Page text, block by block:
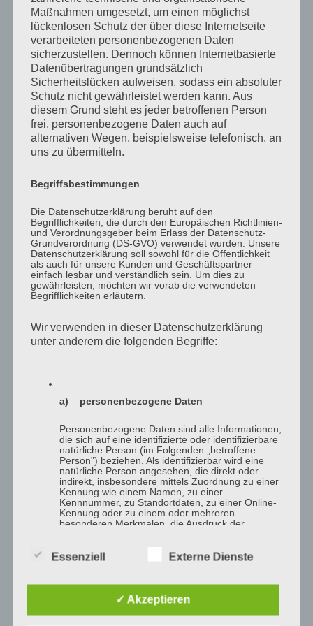
zu überwachen oder nach Umständen zu forschen, die
auf eine rechtswidrige Tätigkeit hinweisen.
Verpflichtungen zur Entfernung oder Sperrung der
Nutzung von Informationen nach den allgemeinen
Gesetzen bleiben hiervon unberührt. Eine
diesbezügliche Haftung ist jedoch erst ab dem Zeitpunkt
der Kenntnis einer konkreten Rechtsverletzung möglich.
Bei Bekanntwerden von entsprechenden
Haftung für Links
Unser Angebot enthält Links zu externen Webseiten
Dritter, auf deren Inhalte wir keinen Einfluss haben.
Deshalb können wir für diese fremden Inhalte auch
verlinkten Seiten ist stets der jeweilige Anbieter oder
Betreiber der Seiten verantwortlich. Die verlinkten
Seiten wurden zum Zeitpunkt der Verlinkung auf
mögliche Rechtsverstöße überprüft. Rechtswidrige
Inhalte waren zum Zeitpunkt der Verlinkung nicht
erkennbar. Eine permanente inhaltliche Kontrolle der
verlinkten Seiten ist jedoch ohne konkrete
Bei Bekanntwerden von Rechtsverletzungen werden wir
Maßnahmen umgesetzt, um einen möglichst
lückenlosen Schutz der über diese Internetseite
verarbeiteten personenbezogenen Daten
sicherzustellen. Dennoch können Internetbasierte
Datenübertragungen grundsätzlich
Sicherheitslücken aufweisen, sodass ein absoluter
Schutz nicht gewährleistet werden kann. Aus
diesem Grund steht es jeder betroffenen Person
frei, personenbezogene Daten auch auf
alternativen Wegen, beispielsweise telefonisch, an
uns zu übermitteln.
Begriffsbestimmungen
Die Datenschutzerklärung beruht auf den
Begrifflichkeiten, die durch den Europäischen Richtlinien-
und Verordnungsgeber beim Erlass der Datenschutz-
Grundverordnung (DS-GVO) verwendet wurden. Unsere
Datenschutzerklärung soll sowohl für die Öffentlichkeit
als auch für unsere Kunden und Geschäftspartner
einfach lesbar und verständlich sein. Um dies zu
gewährleisten, möchten wir vorab die verwendeten
Begrifflichkeiten erläutern.
Wir verwenden in dieser Datenschutzerklärung
unter anderem die folgenden Begriffe:
a) personenbezogene Daten
Personenbezogene Daten sind alle Informationen,
die sich auf eine identifizierte oder identifizierbare
natürliche Person (im Folgenden „betroffene
Person") beziehen. Als identifizierbar wird eine
natürliche Person angesehen, die direkt oder
indirekt, insbesondere mittels Zuordnung zu einer
Kennung wie einem Namen, zu einer
Kennnummer, zu Standortdaten, zu einer Online-
Kennung oder zu einem oder mehreren
besonderen Merkmalen, die Ausdruck der
sozialen Identität dieser natürlichen Person sind,
b) betroffene Person
Essenziell Externe Dienste
✓ Akzeptieren